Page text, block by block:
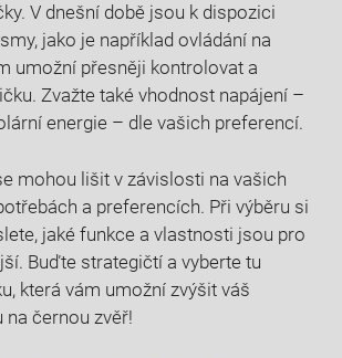
V dnešní době jsou k dispozici
jako je například ovládání na
umožní přesněji kontrolovat a
Zvažte také vhodnost napájení –
energie – dle vašich preferencí.
mohou lišit v závislosti na vašich
a preferencích. Při výběru si
jaké funkce a vlastnosti jsou pro
Buďte strategičtí a vyberte tu
která vám umožní zvýšit váš
na černou zvěř!